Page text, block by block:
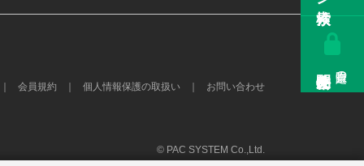
会員限定の
会員規約 個人情報保護の取扱い お問い合わせ
© PAC SYSTEM Co.,Ltd.